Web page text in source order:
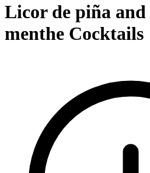
Licor de piña and
menthe Cocktails